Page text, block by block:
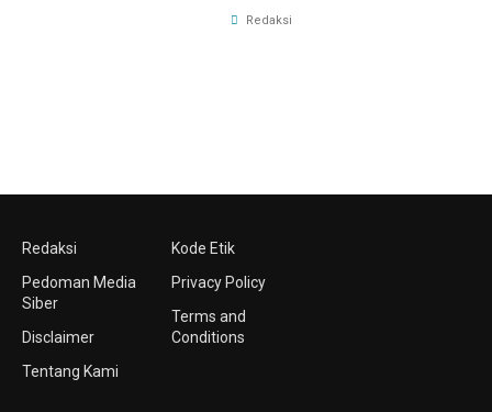
Redaksi
Redaksi
Pedoman Media
Siber
Disclaimer
Tentang Kami
Kode Etik
Privacy Policy
Terms and
Conditions